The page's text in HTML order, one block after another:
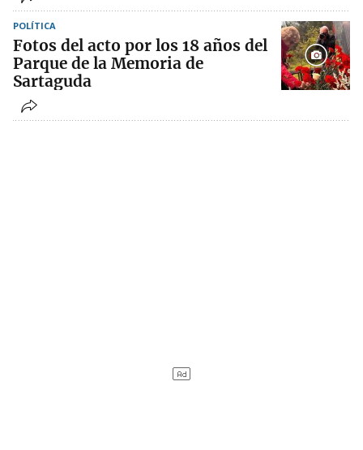
POLÍTICA
Fotos del acto por los 18 años del
Parque de la Memoria de
Sartaguda